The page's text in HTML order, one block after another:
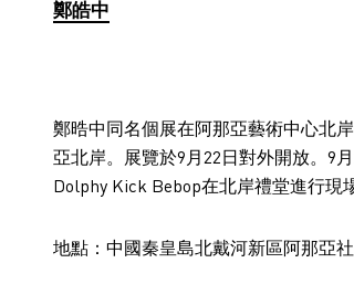
鄭皓中
鄭晧中同名個展在阿那亞藝術中心北
亞北岸。展覽於9月22日對外開放。9
Dolphy Kick Bebop在北岸禮堂進行現
地點：中國秦皇島北戴河新區阿那亞